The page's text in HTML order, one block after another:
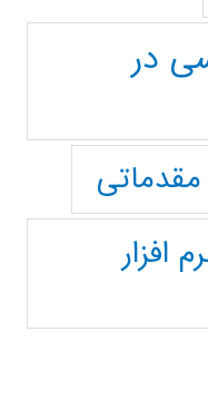
در
افزار